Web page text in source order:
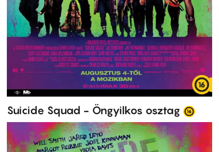
Suicide Squad - Öngyilkos osztag